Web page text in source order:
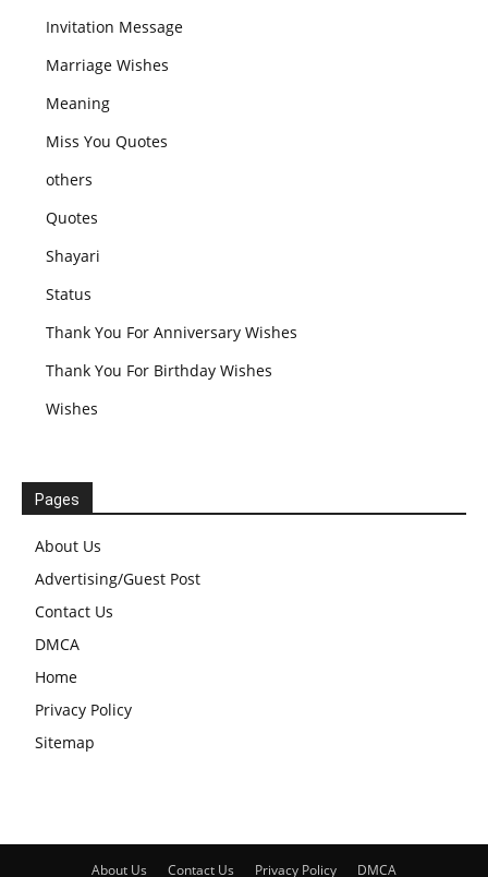
Invitation Message
Marriage Wishes
Meaning
Miss You Quotes
others
Quotes
Shayari
Status
Thank You For Anniversary Wishes
Thank You For Birthday Wishes
Wishes
Pages
About Us
Advertising/Guest Post
Contact Us
DMCA
Home
Privacy Policy
Sitemap
About Us Contact Us Privacy Policy DMCA